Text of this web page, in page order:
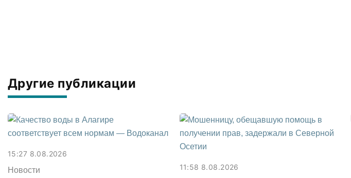
Другие публикации
15:27 8.08.2026
Новости
11:58 8.08.2026